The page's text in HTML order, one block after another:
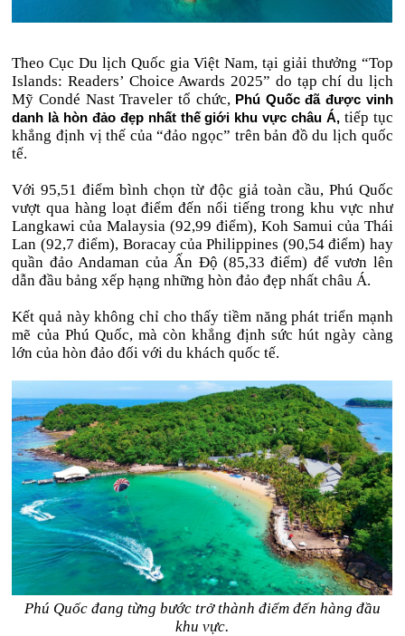
Theo Cục Du lịch Quốc gia Việt Nam, tại giải thưởng “Top
Islands: Readers’ Choice Awards 2025” do tạp chí du lịch
Mỹ Condé Nast Traveler tổ chức, Phú Quốc đã được vinh
danh là hòn đảo đẹp nhất thế giới khu vực châu Á, tiếp tục
khẳng định vị thế của “đảo ngọc” trên bản đồ du lịch quốc
tế.
Với 95,51 điểm bình chọn từ độc giả toàn cầu, Phú Quốc
vượt qua hàng loạt điểm đến nổi tiếng trong khu vực như
Langkawi của Malaysia (92,99 điểm), Koh Samui của Thái
Lan (92,7 điểm), Boracay của Philippines (90,54 điểm) hay
quần đảo Andaman của Ấn Độ (85,33 điểm) để vươn lên
dẫn đầu bảng xếp hạng những hòn đảo đẹp nhất châu Á.
Kết quả này không chỉ cho thấy tiềm năng phát triển mạnh
mẽ của Phú Quốc, mà còn khẳng định sức hút ngày càng
lớn của hòn đảo đối với du khách quốc tế.
Phú Quốc đang từng bước trở thành điểm đến hàng đầu
khu vực.